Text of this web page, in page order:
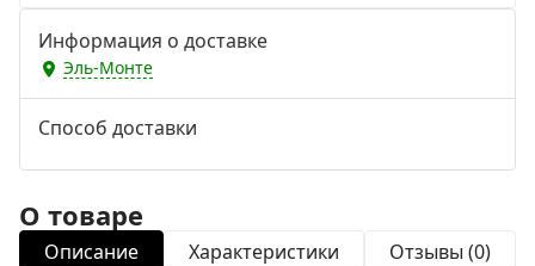
Информация о доставке
Эль-Монте
Способ доставки
О товаре
Описание Характеристики Отзывы (0)